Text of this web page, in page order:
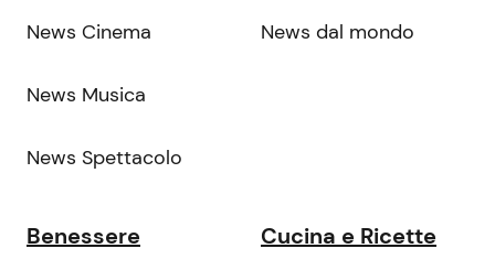
News Cinema
News Musica
News Spettacolo
News dal mondo
Benessere Cucina e Ricette